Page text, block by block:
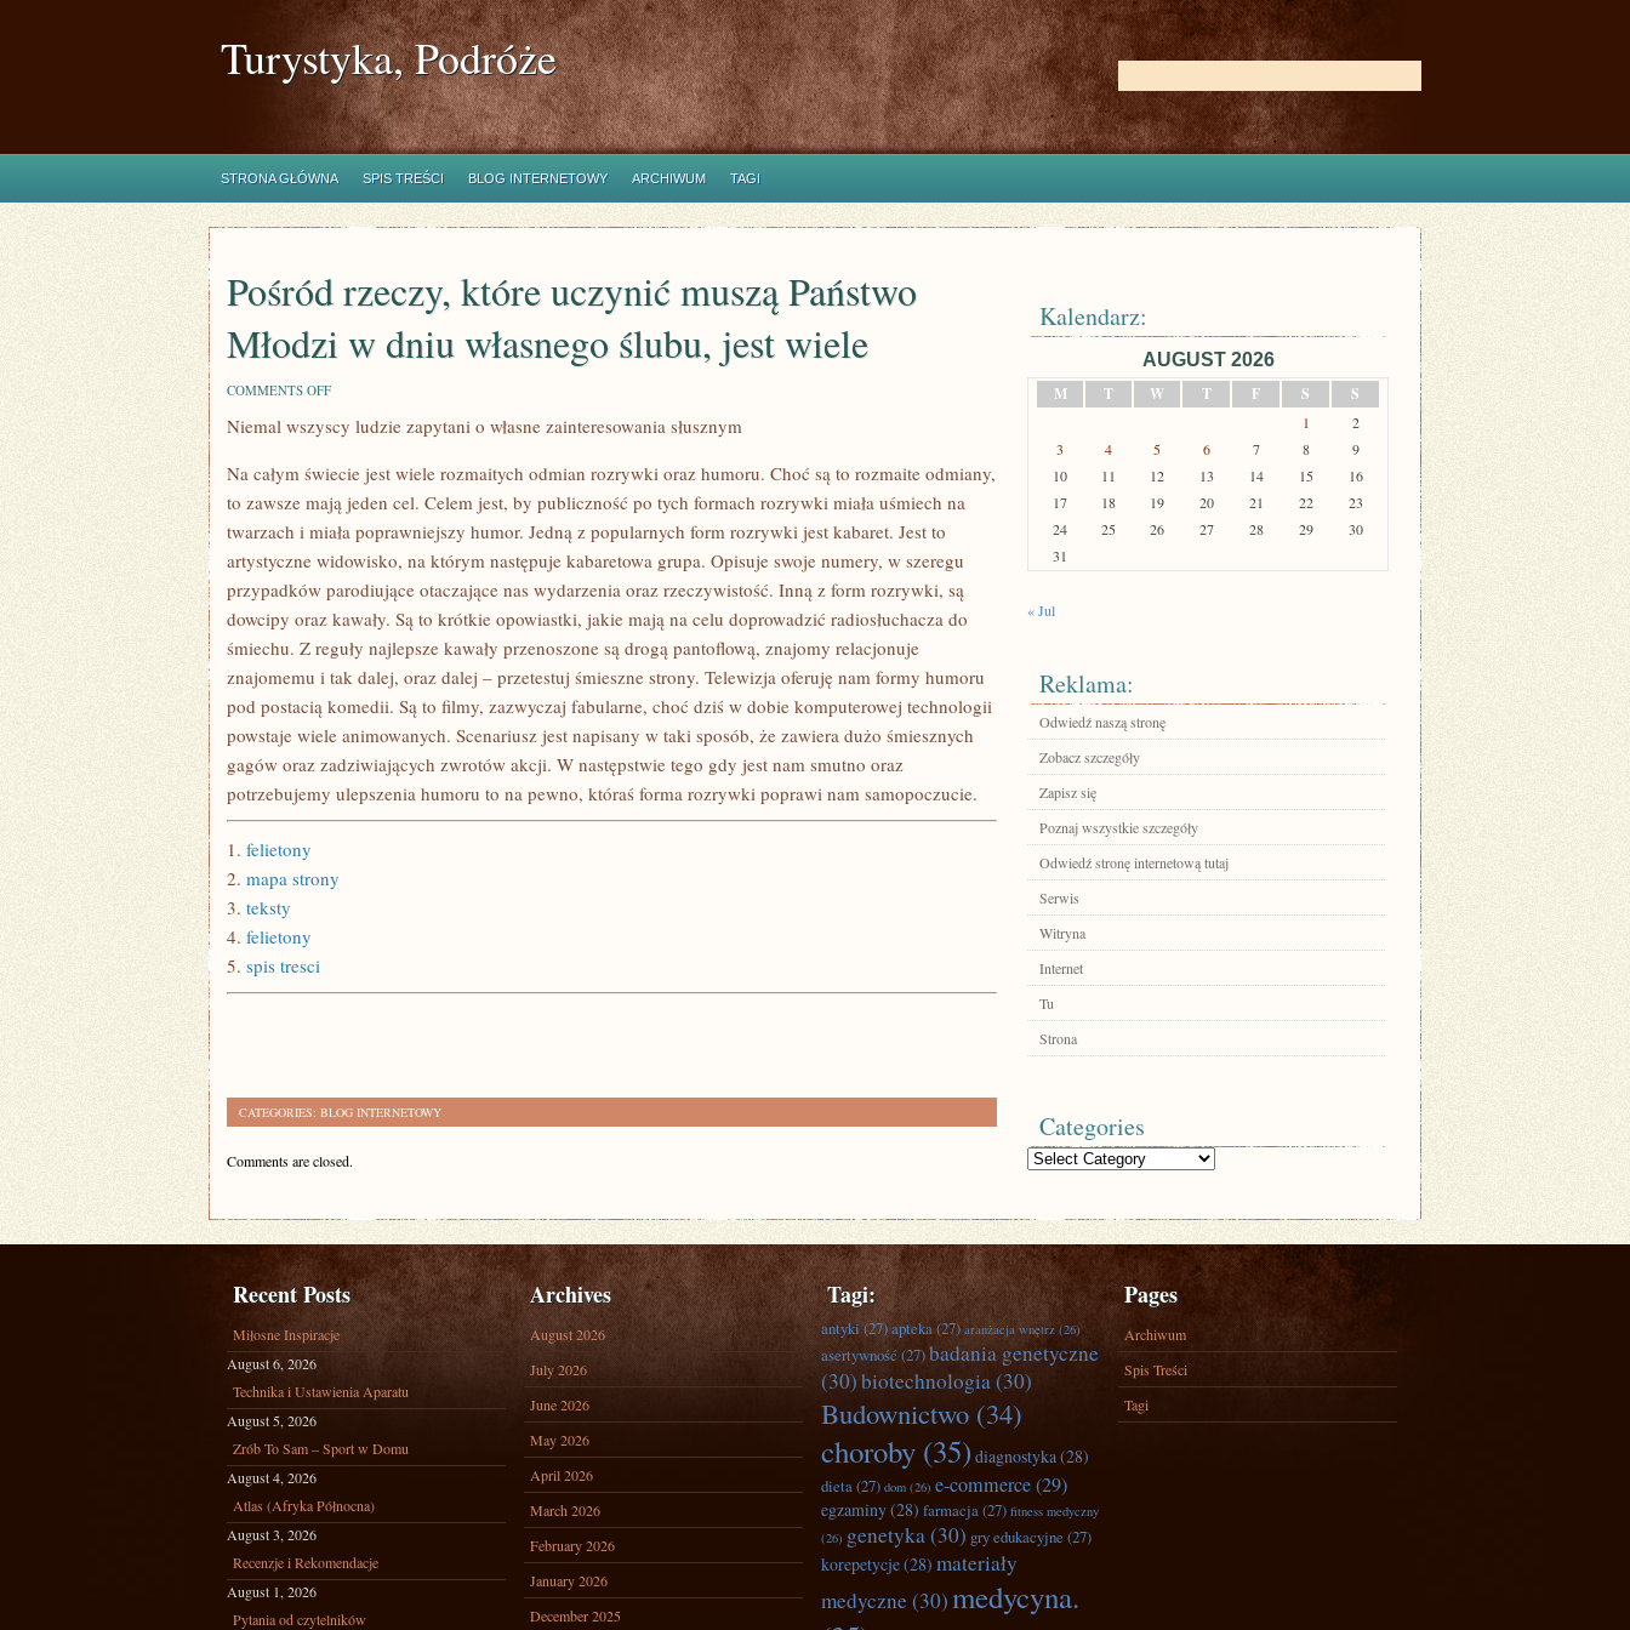
Turystyka, Podróże
STRONA GŁÓWNA SPIS TREŚCI BLOG INTERNETOWY ARCHIWUM TAGI
Pośród rzeczy, które uczynić muszą Państwo
Młodzi w dniu własnego ślubu, jest wiele
COMMENTS OFFON
RZECZY,
KTÓRE
MUSZĄ
PAŃSTWO
MŁODZI
W
DNIU
WŁASNEGO
ŚLUBU,
WIELE
Niemal wszyscy ludzie zapytani o własne zainteresowania słusznym
Na całym świecie jest wiele rozmaitych odmian rozrywki oraz humoru. Choć są to rozmaite odmiany,
to zawsze mają jeden cel. Celem jest, by publiczność po tych formach rozrywki miała uśmiech na
twarzach i miała poprawniejszy humor. Jedną z popularnych form rozrywki jest kabaret. Jest to
artystyczne widowisko, na którym następuje kabaretowa grupa. Opisuje swoje numery, w szeregu
przypadków parodiujące otaczające nas wydarzenia oraz rzeczywistość. Inną z form rozrywki, są
dowcipy oraz kawały. Są to krótkie opowiastki, jakie mają na celu doprowadzić radiosłuchacza do
śmiechu. Z reguły najlepsze kawały przenoszone są drogą pantoflową, znajomy relacjonuje
znajomemu i tak dalej, oraz dalej – przetestuj śmieszne strony. Telewizja oferuję nam formy humoru
pod postacią komedii. Są to filmy, zazwyczaj fabularne, choć dziś w dobie komputerowej technologii
powstaje wiele animowanych. Scenariusz jest napisany w taki sposób, że zawiera dużo śmiesznych
gagów oraz zadziwiających zwrotów akcji. W następstwie tego gdy jest nam smutno oraz
potrzebujemy ulepszenia humoru to na pewno, któraś forma rozrywki poprawi nam samopoczucie.
1. felietony
2. mapa strony
3. teksty
4. felietony
5. spis tresci
CATEGORIES: BLOG INTERNETOWY
Comments are closed.
Kalendarz:
AUGUST 2026
M
T W T F S S
1
2
3
4 5 6 7 8
9
10
11 12 13 14 15
16
17
18 19 20 21 22
23
24
25 26 27 28 29
30
31
« Jul
Reklama:
Odwiedź naszą stronę
Zobacz szczegóły
Zapisz się
Poznaj wszystkie szczegóły
Odwiedź stronę internetową tutaj
Serwis
Witryna
Internet
Tu
Strona
Categories
Categories
Recent Posts
Miłosne Inspiracje
August 6, 2026
Technika i Ustawienia Aparatu
August 5, 2026
Zrób To Sam – Sport w Domu
August 4, 2026
Atlas (Afryka Północna)
August 3, 2026
Recenzje i Rekomendacje
August 1, 2026
Pytania od czytelników
Archives
August 2026
July 2026
June 2026
May 2026
April 2026
March 2026
February 2026
January 2026
December 2025
Tagi:
antyki(27)apteka(27) aranżacja wnętrz (26)
asertywność (27)badania genetyczne
(30)biotechnologia(30)
Budownictwo (34)
choroby (35) diagnostyka(28)
dieta(27) dom (26) e-commerce(29)
egzaminy(28) farmacja(27) fitness medyczny
(26) genetyka(30) gry edukacyjne (27)
korepetycje(28) materiały
medyczne (30)medycyna.
Pages
Archiwum
Spis Treści
Tagi